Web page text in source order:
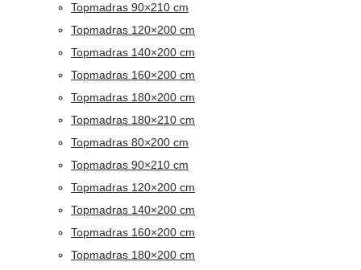
Topmadras 90×210 cm
Topmadras 120×200 cm
Topmadras 140×200 cm
Topmadras 160×200 cm
Topmadras 180×200 cm
Topmadras 180×210 cm
Topmadras 80×200 cm
Topmadras 90×210 cm
Topmadras 120×200 cm
Topmadras 140×200 cm
Topmadras 160×200 cm
Topmadras 180×200 cm